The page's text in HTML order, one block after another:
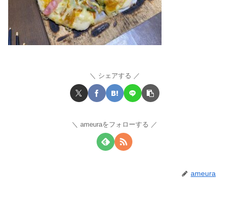
シェアする
ameuraをフォローする
ameura